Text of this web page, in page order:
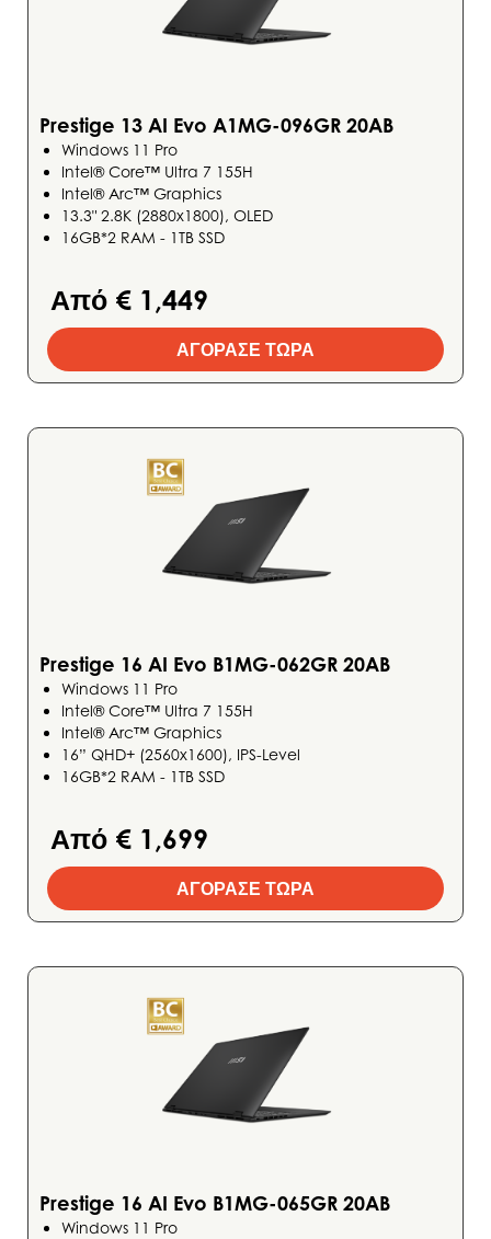
Prestige 13 AI Evo A1MG-096GR 20AB
Windows 11 Pro
Intel® Core™ Ultra 7 155H
Intel® Arc™ Graphics
13.3" 2.8K (2880x1800), OLED
16GB*2 RAM - 1TB SSD
Από € 1,449
ΑΓΟΡΑΣΕ ΤΩΡΑ
Prestige 16 AI Evo B1MG-062GR 20AB
Windows 11 Pro
Intel® Core™ Ultra 7 155H
Intel® Arc™ Graphics
16” QHD+ (2560x1600), IPS-Level
16GB*2 RAM - 1TB SSD
Από € 1,699
ΑΓΟΡΑΣΕ ΤΩΡΑ
Prestige 16 AI Evo B1MG-065GR 20AB
Windows 11 Pro